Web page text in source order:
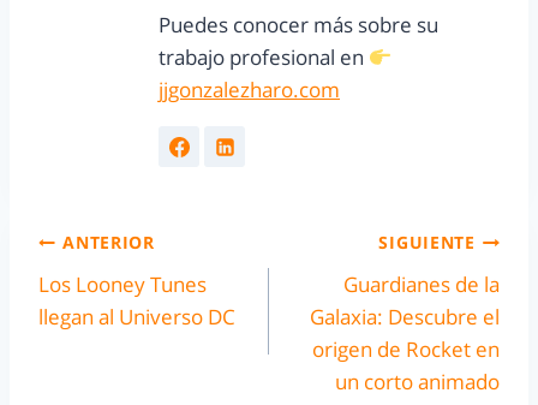
Puedes conocer más sobre su
trabajo profesional en
jjgonzalezharo.com
ANTERIOR
Los Looney Tunes
llegan al Universo DC
SIGUIENTE
Guardianes de la
Galaxia: Descubre el
origen de Rocket en
un corto animado